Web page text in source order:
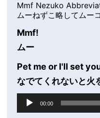
Mmf Nezuko
ムーねずこ略してムーコ
Mmf!
ムー
Pet me or I'll set
なでてくれないと火
00:00